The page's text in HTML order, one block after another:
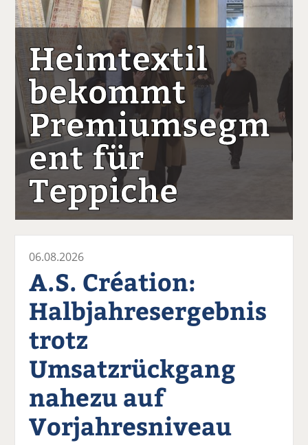
Heimtextil
bekommt
Premiumsegm
ent für
Teppiche
06.08.2026
A.S. Création:
Halbjahresergebnis
trotz
Umsatzrückgang
nahezu auf
Vorjahresniveau